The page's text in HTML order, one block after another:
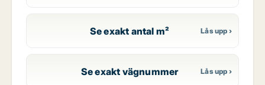
Se exakt antal m²
Se exakt vägnummer